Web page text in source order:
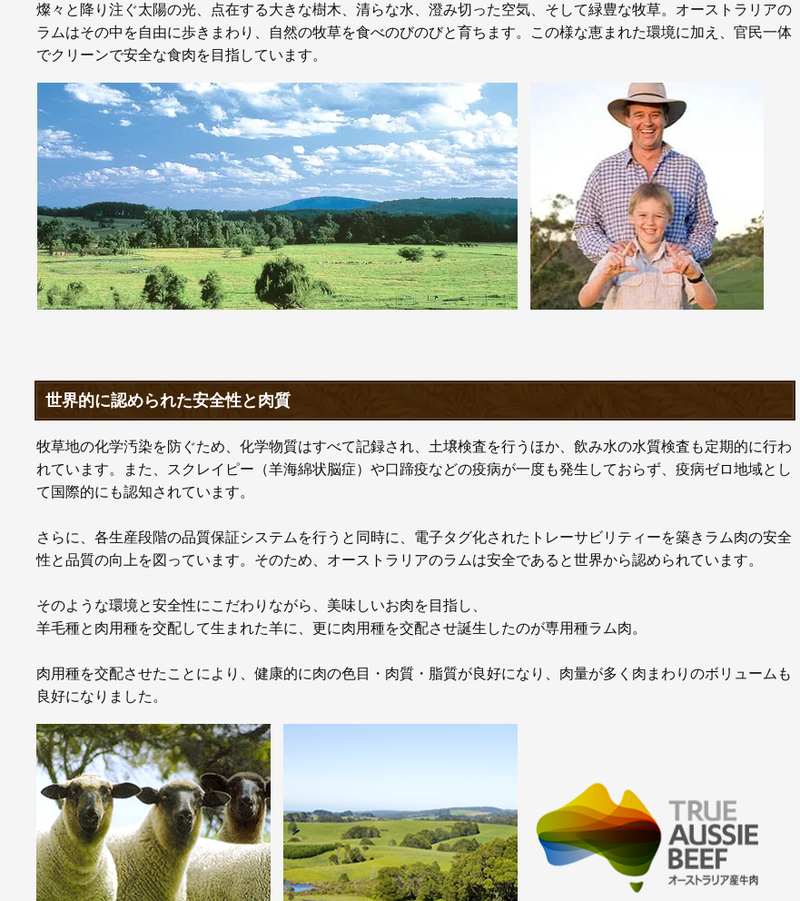
燦々と降り注ぐ太陽の光、点在する大きな樹木、清らな水、澄み切った空気、そして緑豊な牧草。オーストラリアの
ラムはその中を自由に歩きまわり、自然の牧草を食べのびのびと育ちます。この様な恵まれた環境に加え、官民一体
でクリーンで安全な食肉を目指しています。
世界的に認められた安全性と肉質
牧草地の化学汚染を防ぐため、化学物質はすべて記録され、土壌検査を行うほか、飲み水の水質検査も定期的に行わ
れています。また、スクレイピー（羊海綿状脳症）や口蹄疫などの疫病が一度も発生しておらず、疫病ゼロ地域とし
て国際的にも認知されています。
さらに、各生産段階の品質保証システムを行うと同時に、電子タグ化されたトレーサビリティーを築きラム肉の安全
性と品質の向上を図っています。そのため、オーストラリアのラムは安全であると世界から認められています。
そのような環境と安全性にこだわりながら、美味しいお肉を目指し、
羊毛種と肉用種を交配して生まれた羊に、更に肉用種を交配させ誕生したのが専用種ラム肉。
肉用種を交配させたことにより、健康的に肉の色目・肉質・脂質が良好になり、肉量が多く肉まわりのボリュームも
良好になりました。